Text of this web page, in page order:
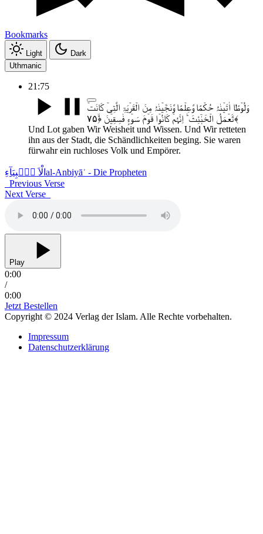
Bookmarks
Light
Dark
Uthmanic
21:75
وَلُوۡطًا اٰتَیۡنٰہُ حُکۡمًا وَّعِلۡمًا وَّنَجَّیۡنٰہُ مِنَ الۡقَرۡیَۃِ الَّتِیۡ کَانَتۡ
تَّعۡمَلُ الۡخَبٰٓئِثَ ؕ اِنَّہُمۡ کَانُوۡا قَوۡمَ سَوۡءٍ فٰسِقِیۡنَ ﴿ۙ۷۵﴾
Und Lot gaben Wir Weisheit und Wissen. Und Wir retteten
ihn aus der Stadt, die Schändlichkeiten beging. Sie waren
fürwahr ein ruchloses Volk und Empörer.
الْاَ نۡۢبِیَآءِ al-Anbiyāʾ - Die Propheten
Previous Verse
Next Verse
Play
0:00
/
0:00
Jetzt Bestellen
Copyright © 2024 Verlag der Islam. Alle Rechte vorbehalten.
Impressum
Datenschutzerklärung